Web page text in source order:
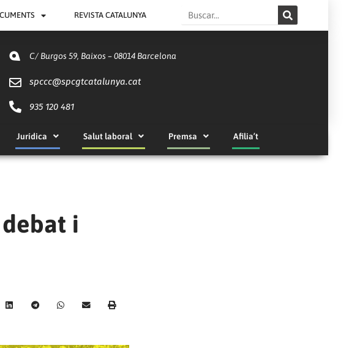
REVISTA CATALUNYA Search
C/ Burgos 59, Baixos – 08014 Barcelona
spccc@spcgtcatalunya.cat
935 120 481
Jurídica Salut laboral Premsa Afilia’t
i